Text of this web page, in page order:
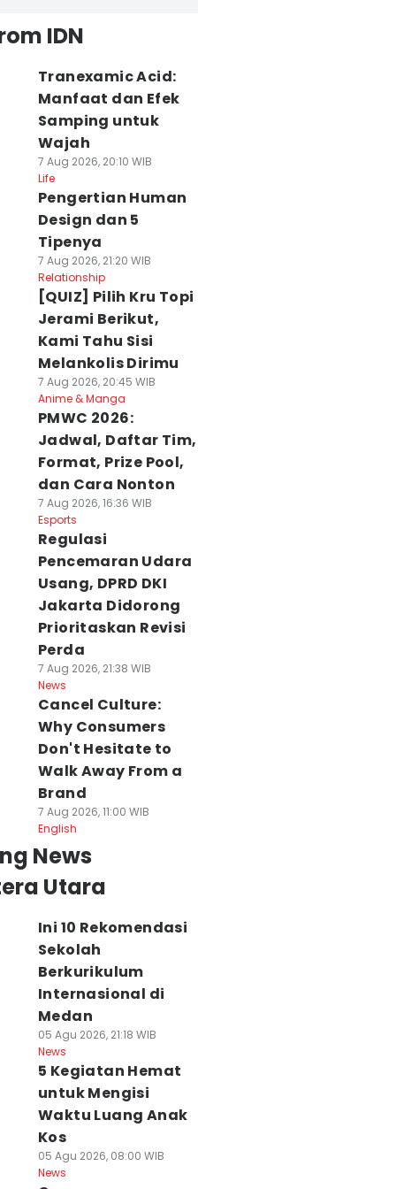
IDN
Tranexamic Acid:
Manfaat dan Efek
Samping untuk
Wajah
7 Aug 2026, 20:10 WIB
Life
Pengertian Human
Design dan 5
Tipenya
7 Aug 2026, 21:20 WIB
Relationship
[QUIZ] Pilih Kru Topi
Jerami Berikut,
Kami Tahu Sisi
Melankolis Dirimu
7 Aug 2026, 20:45 WIB
Anime & Manga
PMWC 2026:
Jadwal, Daftar Tim,
Format, Prize Pool,
dan Cara Nonton
7 Aug 2026, 16:36 WIB
Esports
Regulasi
Pencemaran Udara
Usang, DPRD DKI
Jakarta Didorong
Prioritaskan Revisi
Perda
7 Aug 2026, 21:38 WIB
News
Cancel Culture:
Why Consumers
Don't Hesitate to
Walk Away From a
Brand
7 Aug 2026, 11:00 WIB
English
News
Utara
Ini 10 Rekomendasi
Sekolah
Berkurikulum
Internasional di
Medan
05 Agu 2026, 21:18 WIB
News
5 Kegiatan Hemat
untuk Mengisi
Waktu Luang Anak
Kos
05 Agu 2026, 08:00 WIB
News